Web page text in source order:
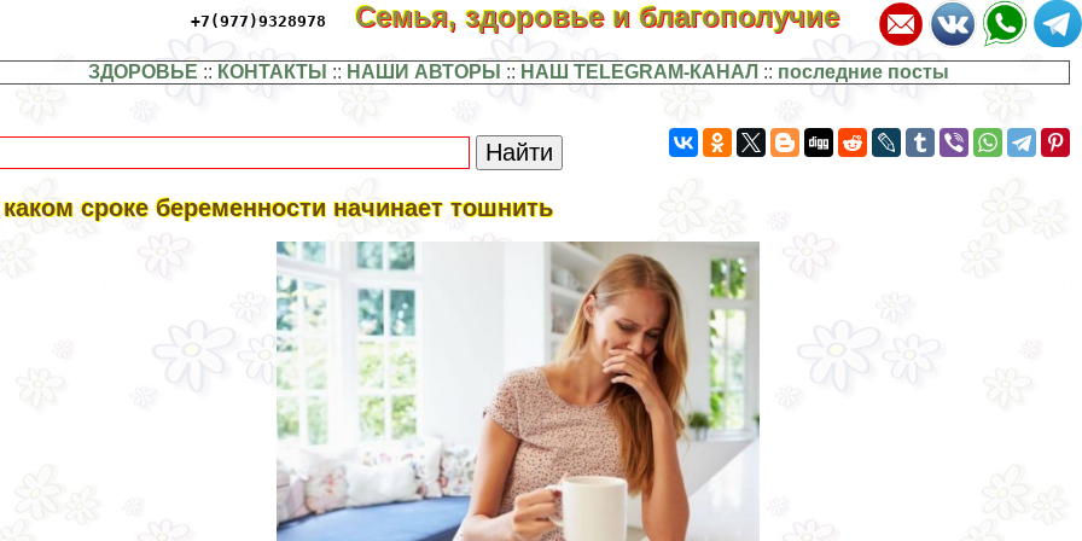
+7(977)9328978 Семья, здоровье и благополучие
ЗДОРОВЬЕ :: КОНТАКТЫ :: НАШИ АВТОРЫ :: НАШ TELEGRAM-КАНАЛ :: последние посты
сроке беременности начинает тошнить